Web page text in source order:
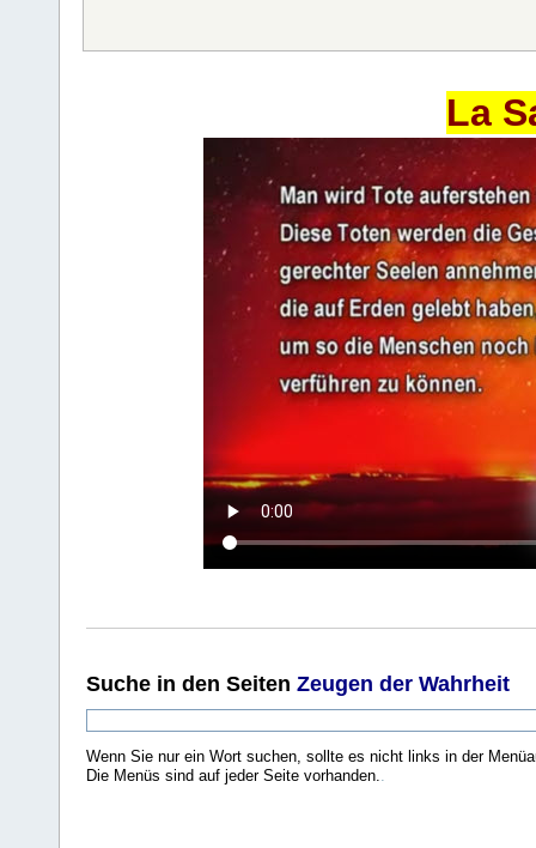
La
Suche in den Seiten Zeugen der Wahrheit
Wenn Sie nur ein Wort suchen, sollte es nicht links in der
Die Menüs sind auf jeder Seite vorhanden.